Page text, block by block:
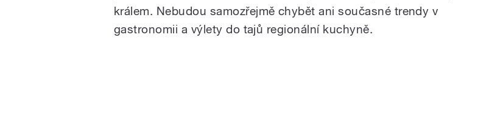
králem. Nebudou samozřejmě chybět ani současné trendy v
gastronomii a výlety do tajů regionální kuchyně.